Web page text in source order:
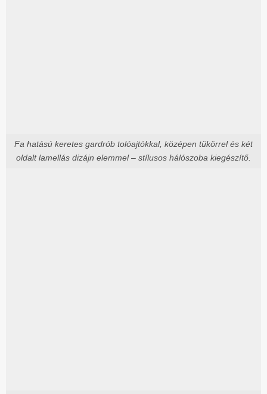
Fa hatású keretes gardrób tolóajtókkal, középen tükörrel és két
oldalt lamellás dizájn elemmel – stílusos hálószoba kiegészítő.